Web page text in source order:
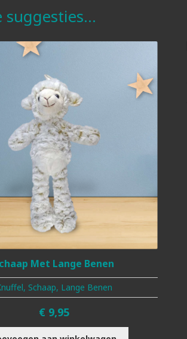
suggesties…
Met Lange Benen
Schaap, Lange Benen
€ 9,95